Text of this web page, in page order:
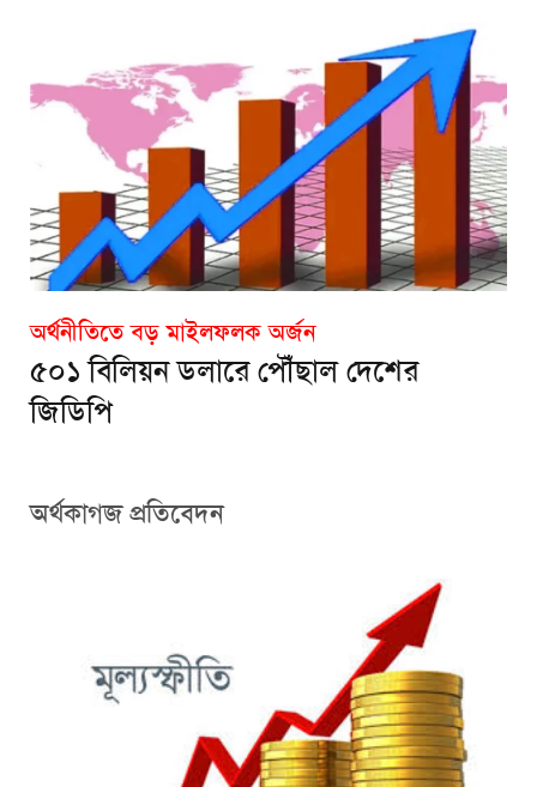
অর্থনীতিতে বড় মাইলফলক অর্জন
৫০১ বিলিয়ন ডলারে পৌঁছাল দেশের
জিডিপি
অর্থকাগজ প্রতিবেদন